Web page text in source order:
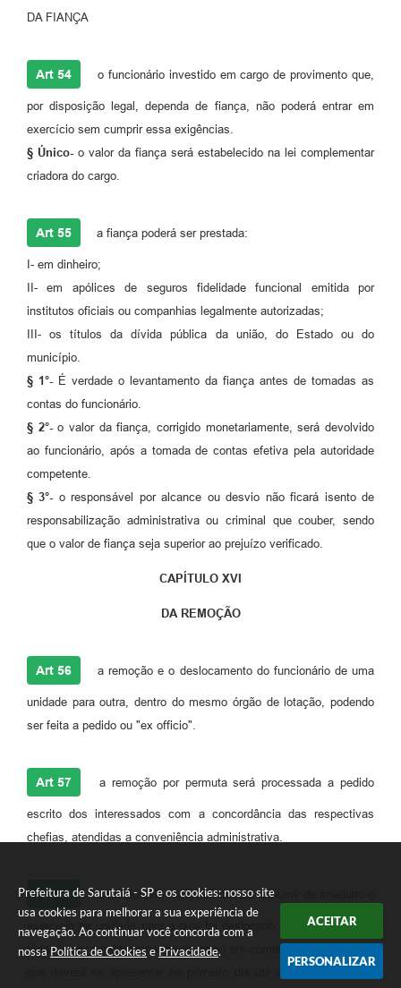
Prefeitura de Sarutaiá - SP e os cookies: nosso site
usa cookies para melhorar a sua experiência de
navegação. Ao continuar você concorda com a
nossa Política de Cookies e Privacidade.
ACEITAR
PERSONALIZAR
DA FIANÇA
Art 54 o funcionário investido em cargo de provimento que,
por disposição legal, dependa de fiança, não poderá entrar em
exercício sem cumprir essa exigências.
§ Único- o valor da fiança será estabelecido na lei complementar
criadora do cargo.
Art 55 a fiança poderá ser prestada:
I- em dinheiro;
II- em apólices de seguros fidelidade funcional emitida por
institutos oficiais ou companhias legalmente autorizadas;
III- os títulos da dívida pública da união, do Estado ou do
município.
§ 1°-É verdade o levantamento da fiança antes de tomadas as
contas do funcionário.
§ 2°-o valor da fiança, corrigido monetariamente, será devolvido
ao funcionário, após a tomada de contas efetiva pela autoridade
competente.
§ 3°-o responsável por alcance ou desvio não ficará isento de
responsabilização administrativa ou criminal que couber, sendo
que o valor de fiança seja superior ao prejuízo verificado.
CAPÍTULO XVI
DA REMOÇÃO
Art 56 a remoção e o deslocamento do funcionário de uma
unidade para outra, dentro do mesmo órgão de lotação, podendo
ser feita a pedido ou "ex officio".
Art 57 a remoção por permuta será processada a pedido
escrito dos interessados com a concordância das respectivas
chefias, atendidas a conveniência administrativa.
Art 58 o funcionário removido deverá assumir de imediato o
exercício na unidade para a qual foi deslocado, salvo quando em
férias licença o desempenho de cargo em comissão hipóteses em